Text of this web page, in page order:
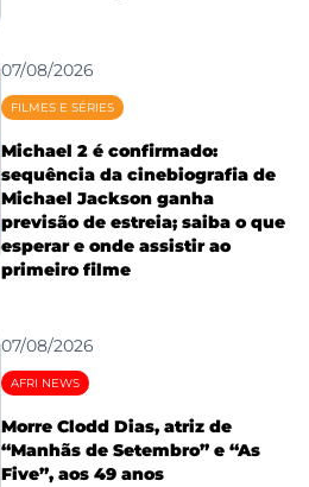
07/08/2026
FILMES E SÉRIES
Michael 2 é confirmado:
sequência da cinebiografia de
Michael Jackson ganha
previsão de estreia; saiba o que
esperar e onde assistir ao
primeiro filme
07/08/2026
AFRI NEWS
Morre Clodd Dias, atriz de
“Manhãs de Setembro” e “As
Five”, aos 49 anos